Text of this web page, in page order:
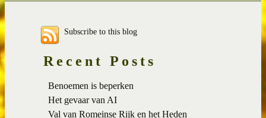
Subscribe to this blog
Recent Posts
Benoemen is beperken
Het gevaar van AI
Val van Romeinse Rijk en het Heden